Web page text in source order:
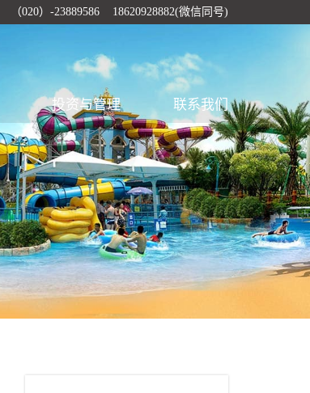
（020）-23889586 18620928882(微信同号)
投资与管理 联系我们